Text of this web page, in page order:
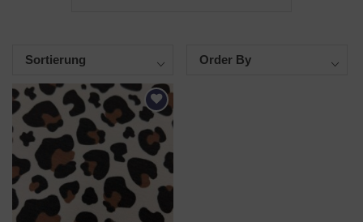
Sortierung Order By
AUF DEN
WUNSCHZETTEL